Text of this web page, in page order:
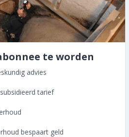
te worden
advies
tarief
bespaart geld